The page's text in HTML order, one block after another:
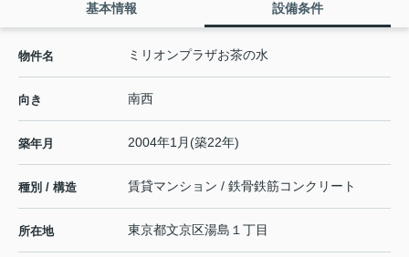
基本情報 設備条件
物件名 ミリオンプラザお茶の水
向き 南西
築年月 2004年1月(築22年)
種別 / 構造 賃貸マンション / 鉄骨鉄筋コンクリート
所在地 東京都文京区湯島 １丁目